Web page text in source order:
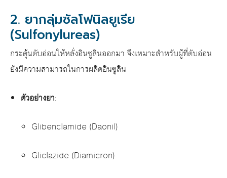
2. ยากลุ่มซัลโฟนิลยูเรีย
(Sulfonylureas)
กระตุ้นตับอ่อนให้หลั่งอินซูลินออกมา จึงเหมาะสำหรับผู้ที่ตับอ่อน
ยังมีความสามารถในการผลิตอินซูลิน
ตัวอย่างยา:
Glibenclamide (Daonil)
Gliclazide (Diamicron)